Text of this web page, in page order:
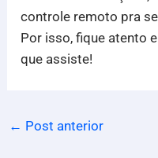
controle remoto pra
Por isso, fique atento
que assiste!
← Post anterior